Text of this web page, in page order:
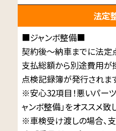
法定
■ジャンボ整備■
契約後～納車までに法定
支払総額から別途費用が
点検記録簿が発行されま
※安心32項目！悪いパー
ャンボ整備」をオススメ致
※車検受け渡しの場合、